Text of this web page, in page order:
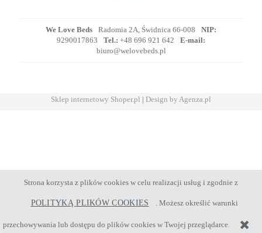
Strona korzysta z plików cookies w celu realizacji usług i zgodnie z
POLITYKĄ PLIKÓW COOKIES . Możesz określić warunki
przechowywania lub dostępu do plików cookies w Twojej przeglądarce.
We Love Beds Radomia 2A, Świdnica 66-008
NIP:
9290017863
Tel.: +48 696 921 642
E-mail:
biuro@welovebeds.pl
Sklep internetowy Shoper.pl | Design by Agenza.pl